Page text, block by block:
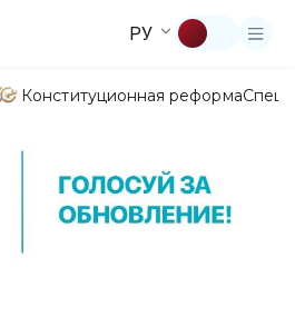
РУ
Конституционная реформа